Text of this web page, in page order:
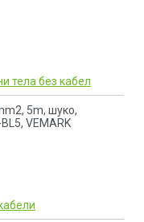
тела без кабел
5m, шуко,
VEMARK